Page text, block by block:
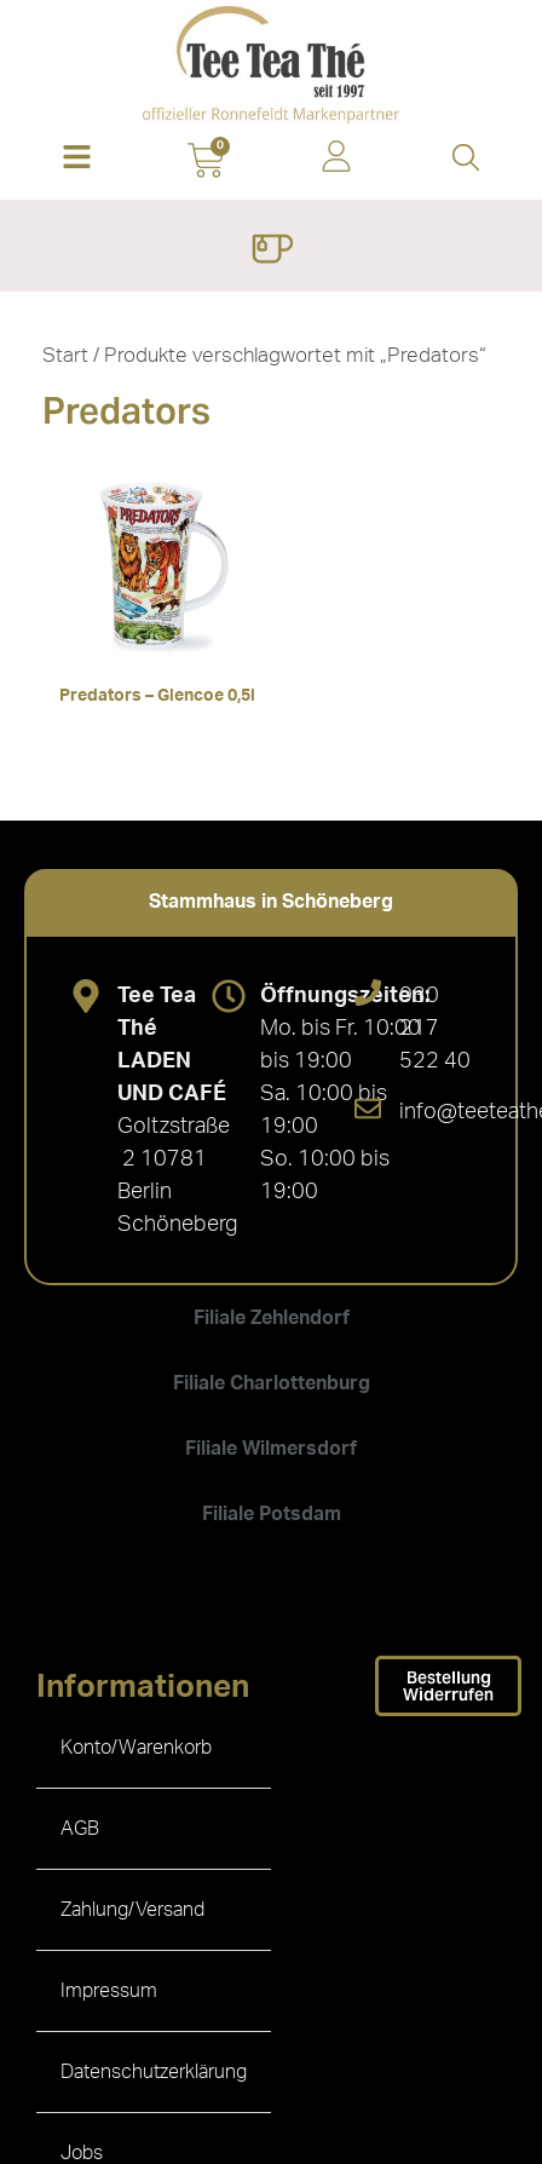
0
Start / Produkte verschlagwortet mit „Predators“
Predators
Predators – Glencoe 0,5l
Stammhaus in Schöneberg
Filiale Zehlendorf
Filiale Charlottenburg
Filiale Wilmersdorf
Filiale Potsdam
Tee Tea
Thé
LADEN
UND CAFÉ
Goltzstraße
2 10781
Berlin
Schöneberg
Öffnungszeiten:
Mo. bis Fr. 10:00
bis 19:00
Sa. 10:00 bis
19:00
So. 10:00 bis
19:00
030
217
522 40
Informationen
Konto/Warenkorb
AGB
Zahlung/Versand
Impressum
Datenschutzerklärung
Jobs
Bestellung
Widerrufen